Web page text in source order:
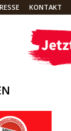
KONTAKT